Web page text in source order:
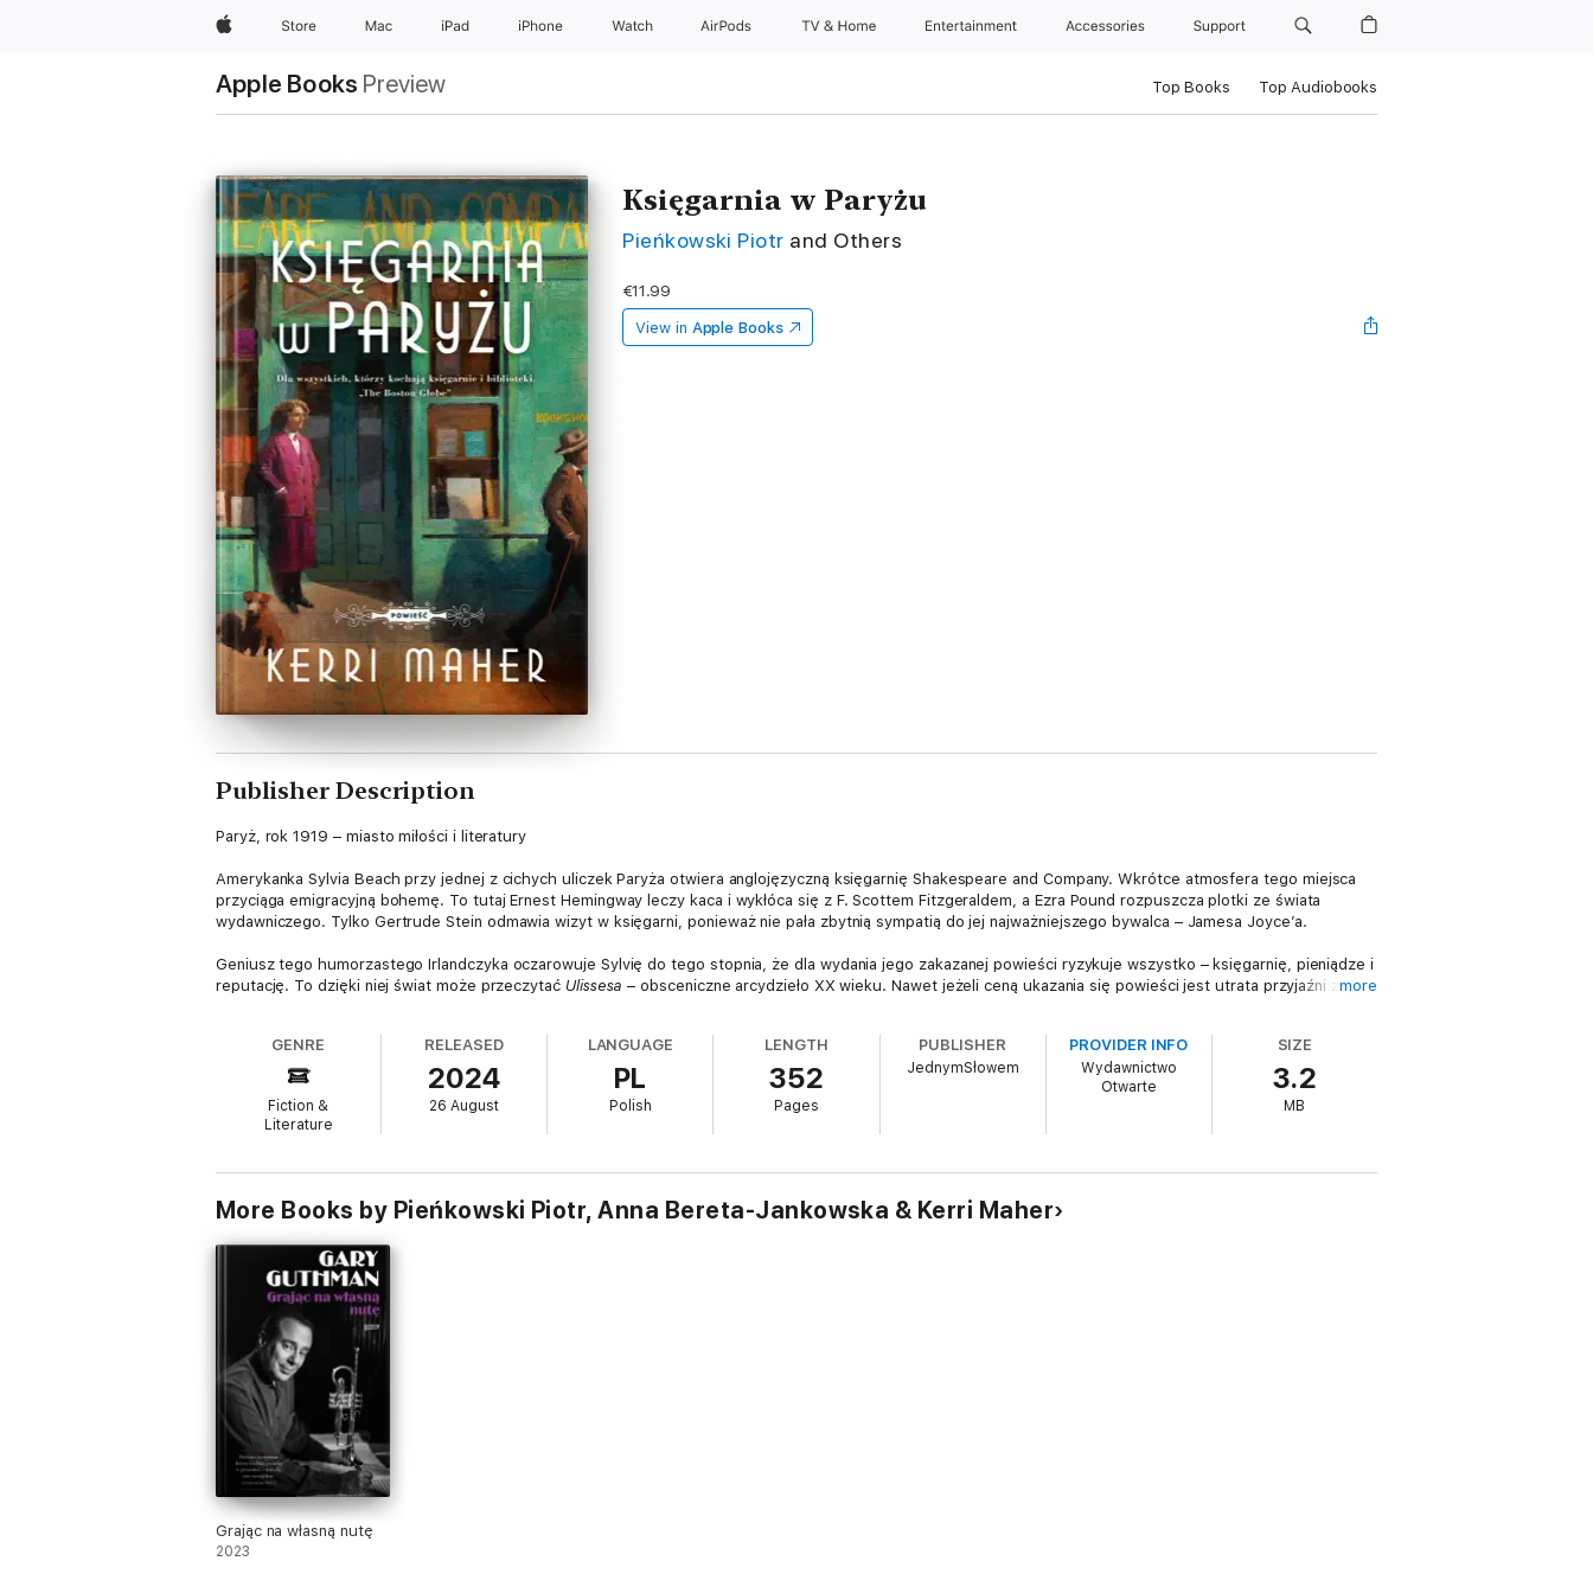
AppleStore Mac iPad iPhone Watch AirPods TV & Home Entertainment Accessories Support
Apple Books Preview Top Books Top Audiobooks
Księgarnia w Paryżu
Pieńkowski Piotr and Others
€11.99
View in Apple Books
Publisher Description
Paryż, rok 1919 – miasto miłości i literatury
Amerykanka Sylvia Beach przy jednej z cichych uliczek Paryża otwiera anglojęzyczną księgarnię Shakespeare and Company. Wkrótce atmosfera tego miejsca
przyciąga emigracyjną bohemę. To tutaj Ernest Hemingway leczy kaca i wykłóca się z F. Scottem Fitzgeraldem, a Ezra Pound rozpuszcza plotki ze świata
wydawniczego. Tylko Gertrude Stein odmawia wizyt w księgarni, ponieważ nie pała zbytnią sympatią do jej najważniejszego bywalca – Jamesa Joyce’a.
Geniusz tego humorzastego Irlandczyka oczarowuje Sylvię do tego stopnia, że dla wydania jego zakazanej powieści ryzykuje wszystko – księgarnię, pieniądze i
reputację. To dzięki niej świat może przeczytać Ulissesa – obsceniczne arcydzieło XX wieku. Nawet jeżeli ceną ukazania się powieści jest utrata przyjaźni z
Kerri Maher napisała powieść dla wszystkich, którzy kochają zapach książek i nie mogą się powstrzymać od spędzania długich godzin w otoczeniu wypełnionych
nimi regałów. Idealnie uchwyciła klimat najpopularniejszej księgarni świata i oddała hołd kobiecie, która poświęciła swoje życie literaturze.
Powieść oparta na prawdziwych wydarzeniach.
more
GENRE
Fiction &
Literature
RELEASED
2024
26 August
LANGUAGE
PL
Polish
LENGTH
352
Pages
PUBLISHER
JednymSłowem
PROVIDER INFO
Wydawnictwo
Otwarte
SIZE
3.2
MB
More Books by Pieńkowski Piotr, Anna Bereta-Jankowska & Kerri Maher
Grając na własną nutę
2023